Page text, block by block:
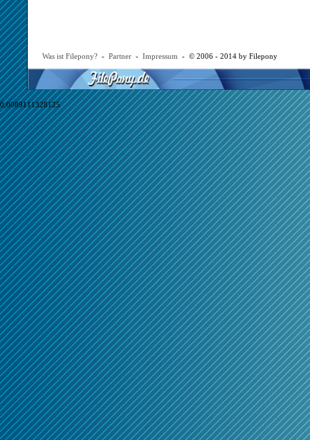
Was ist Filepony? - Partner - Impressum - © 2006 - 2014 by Filepony
0,0089111328125